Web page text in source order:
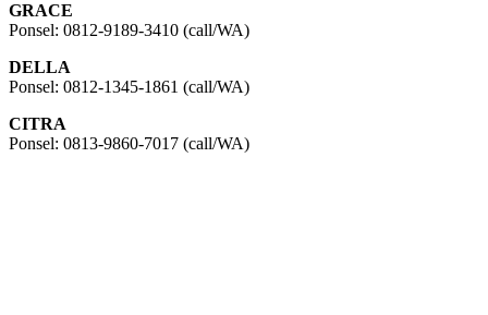
GRACE
Ponsel: 0812-9189-3410 (call/WA)
DELLA
Ponsel: 0812-1345-1861 (call/WA)
CITRA
Ponsel: 0813-9860-7017 (call/WA)